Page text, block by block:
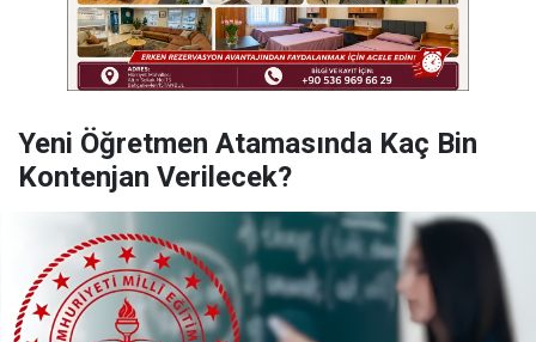
Yeni Öğretmen Atamasında Kaç Bin
Kontenjan Verilecek?